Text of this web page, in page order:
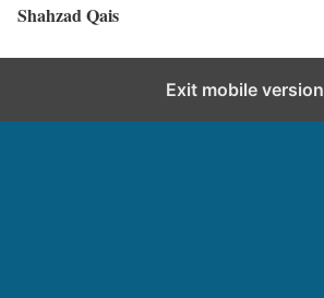
Shahzad Qais
Exit mobile version